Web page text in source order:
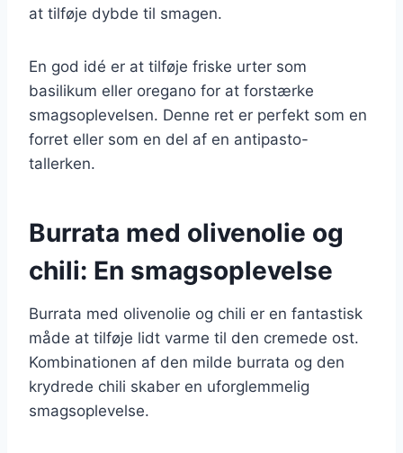
at tilføje dybde til smagen.
En god idé er at tilføje friske urter som
basilikum eller oregano for at forstærke
smagsoplevelsen. Denne ret er perfekt som en
forret eller som en del af en antipasto-
tallerken.
Burrata med olivenolie og
chili: En smagsoplevelse
Burrata med olivenolie og chili er en fantastisk
måde at tilføje lidt varme til den cremede ost.
Kombinationen af den milde burrata og den
krydrede chili skaber en uforglemmelig
smagsoplevelse.